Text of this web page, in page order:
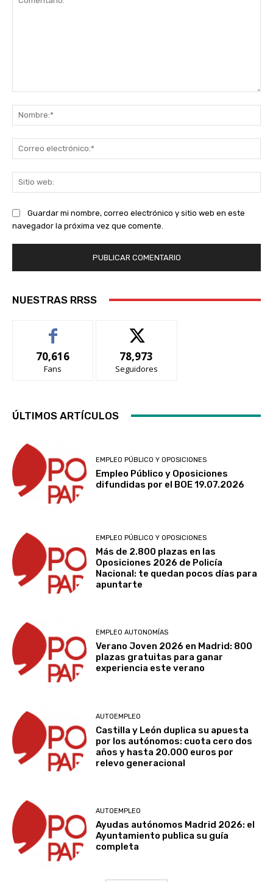
Guardar mi nombre, correo electrónico y sitio web en este
navegador la próxima vez que comente.
NUESTRAS RRSS
70,616
Fans
78,973
Seguidores
ÚLTIMOS ARTÍCULOS
EMPLEO PÚBLICO Y OPOSICIONES
Empleo Público y Oposiciones
difundidas por el BOE 19.07.2026
EMPLEO PÚBLICO Y OPOSICIONES
Más de 2.800 plazas en las
Oposiciones 2026 de Policía
Nacional: te quedan pocos días para
apuntarte
EMPLEO AUTONOMÍAS
Verano Joven 2026 en Madrid: 800
plazas gratuitas para ganar
experiencia este verano
AUTOEMPLEO
Castilla y León duplica su apuesta
por los autónomos: cuota cero dos
años y hasta 20.000 euros por
relevo generacional
AUTOEMPLEO
Ayudas autónomos Madrid 2026: el
Ayuntamiento publica su guía
completa